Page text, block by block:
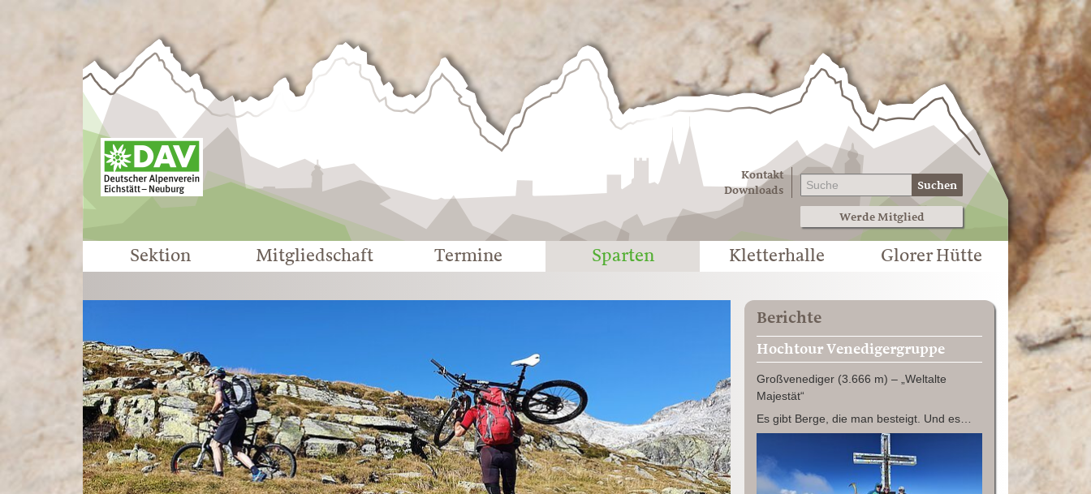
Sektion
Eichstätt
Kontakt
Downloads
Suchen
Werde Mitglied
Sektion Mitgliedschaft Termine Sparten Kletterhalle Glorer Hütte
Berichte
Hochtour Venedigergruppe
Großvenediger (3.666 m) – „Weltalte
Majestät“
Es gibt Berge, die man besteigt. Und es…